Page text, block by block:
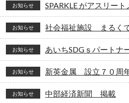
お知らせ SPARKLE がアスリー
お知らせ 社会福祉施設 まるく
お知らせ あいちSDGｓパートナ
お知らせ 新英金属 設立７０周
お知らせ 中部経済新聞 掲載